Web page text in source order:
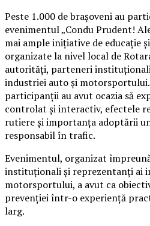
Peste 1.000 de brașoveni au
evenimentul „Condu Prudent!
mai ample inițiative de educație
organizate la nivel local de
autorități, parteneri
industriei auto și
participanții au avut ocazia să
controlat și interactiv, efectele
rutiere și importanța adoptării
responsabil în trafic.
Evenimentul, organizat
instituționali și reprezentanți ai
motorsportului, a avut ca
prevenției într-o experiență
larg.